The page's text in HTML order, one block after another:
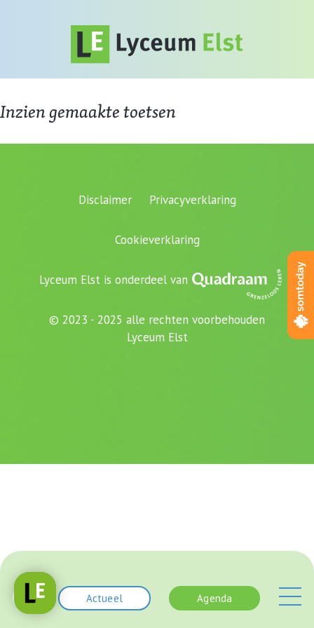
Actueel Agenda
Inzien gemaakte toetsen
Disclaimer Privacyverklaring
Cookieverklaring
Lyceum Elst is onderdeel van
© 2023 - 2025 alle rechten voorbehouden
Lyceum Elst